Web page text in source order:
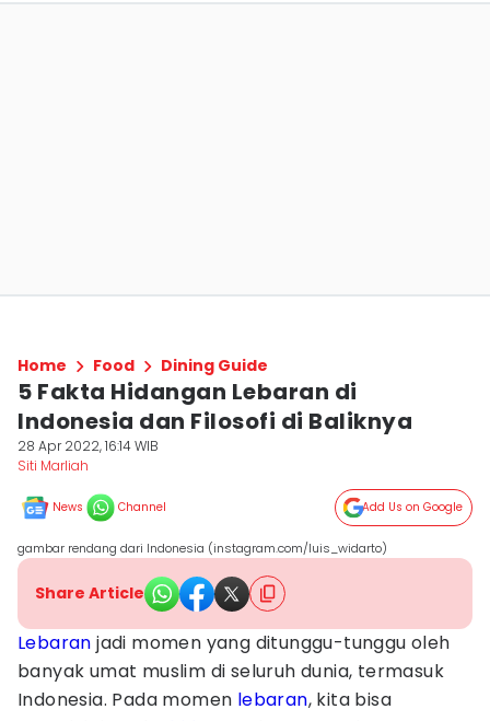
Home Food Dining Guide
5 Fakta Hidangan Lebaran di
Indonesia dan Filosofi di Baliknya
28 Apr 2022, 16:14 WIB
Siti Marliah
News Channel Add Us on Google
gambar rendang dari Indonesia (instagram.com/luis_widarto)
Share Article
Lebaran jadi momen yang ditunggu-tunggu oleh
banyak umat muslim di seluruh dunia, termasuk
Indonesia. Pada momen lebaran, kita bisa